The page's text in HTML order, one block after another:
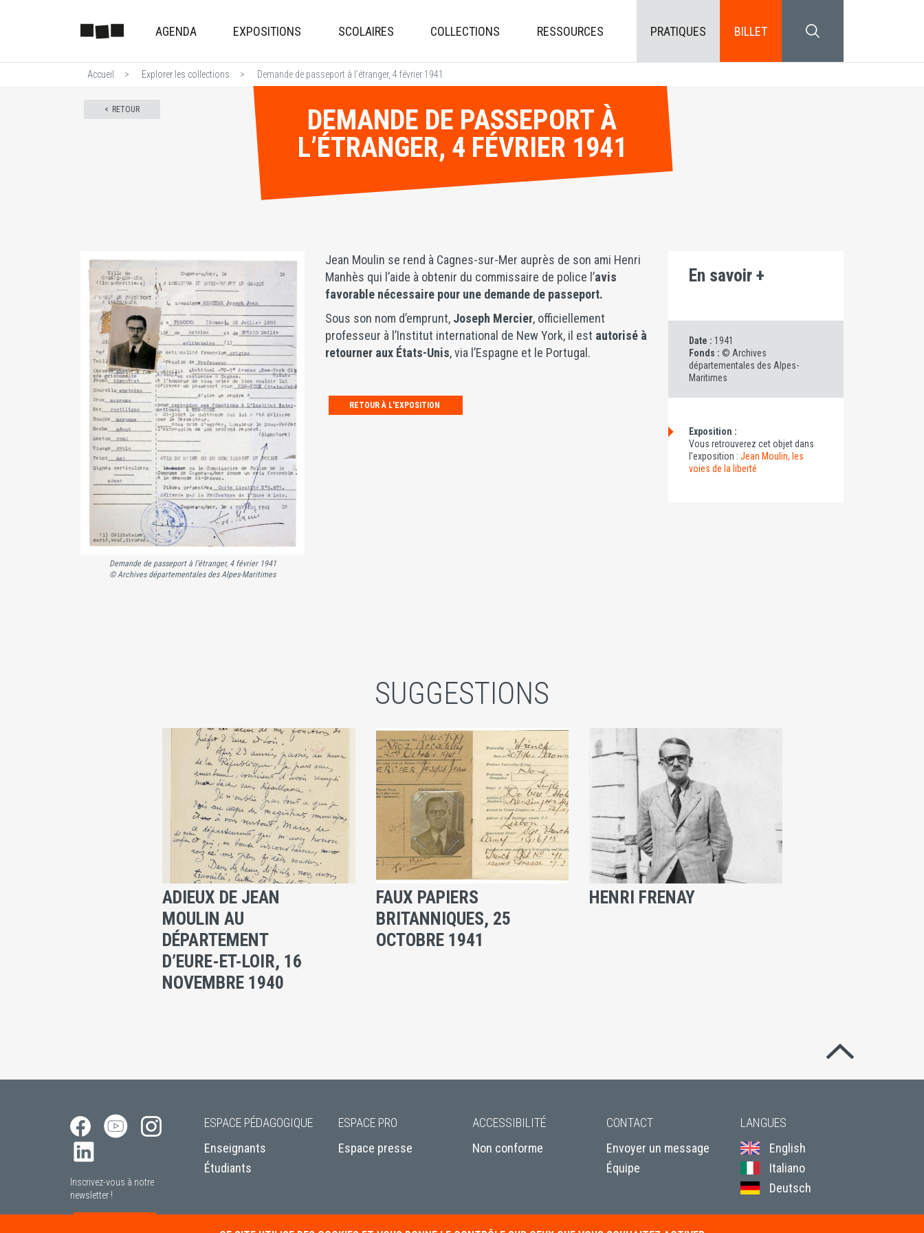
au
AGENDA EXPOSITIONS SCOLAIRES COLLECTIONS RESSOURCES PRATIQUES BILLET SEARCH BLOCK
Accueil Explorer les collections Demande de passeport à l’étranger, 4 février 1941
DEMANDE DE PASSEPORT À
L’ÉTRANGER, 4 FÉVRIER 1941
RETOUR
Demande de passeport à l’étranger, 4 février 1941
© Archives départementales des Alpes-Maritimes
Jean Moulin se rend à Cagnes-sur-Mer auprès de son ami Henri
Manhès qui l’aide à obtenir du commissaire de police l’avis
favorable nécessaire pour une demande de passeport.
Sous son nom d’emprunt, Joseph Mercier, officiellement
professeur à l’Institut international de New York, il est autorisé à
retourner aux États-Unis, via l’Espagne et le Portugal.
RETOUR À L'EXPOSITION
En savoir +
Date : 1941
Fonds : © Archives
départementales des Alpes-
Maritimes
Exposition :
Vous retrouverez cet objet dans
l’exposition : Jean Moulin, les
voies de la liberté
SUGGESTIONS
ADIEUX DE JEAN
MOULIN AU
DÉPARTEMENT
D’EURE-ET-LOIR, 16
NOVEMBRE 1940
FAUX PAPIERS
BRITANNIQUES, 25
OCTOBRE 1941
HENRI FRENAY
Inscrivez-vous à notre
newsletter !
ESPACE PÉDAGOGIQUE
Enseignants
Étudiants
ESPACE PRO
Espace presse
ACCESSIBILITÉ
Non conforme
CONTACT
Envoyer un message
Équipe
LANGUES
English
Italiano
Deutsch